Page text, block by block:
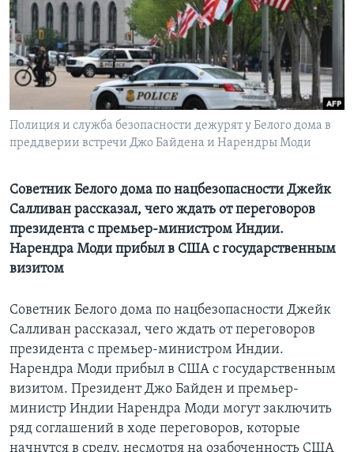
Learning English
СОЦИАЛЬНЫЕ СЕТИ
Языки
Полиция и служба безопасности дежурят у Белого дома в
преддверии встречи Джо Байдена и Нарендры Моди
Советник Белого дома по нацбезопасности Джейк
Салливан рассказал, чего ждать от переговоров
президента с премьер-министром Индии.
Нарендра Моди прибыл в США с государственным
визитом
Советник Белого дома по нацбезопасности Джейк
Салливан рассказал, чего ждать от переговоров
президента с премьер-министром Индии.
Нарендра Моди прибыл в США с государственным
визитом. Президент Джо Байден и премьер-
министр Индии Нарендра Моди могут заключить
ряд соглашений в ходе переговоров, которые
начнутся в среду, несмотря на озабоченность США